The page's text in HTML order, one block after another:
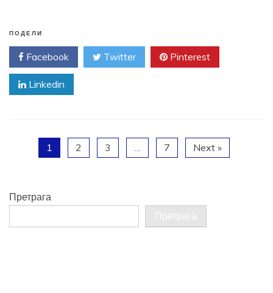
ПОДЕЛИ
Facebook Twitter Pinterest
Linkedin
1 2 3 … 7 Next »
Претрага
Претрага